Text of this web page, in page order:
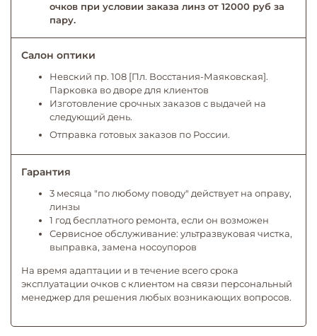
очков при условии заказа линз от 12000 руб за
пару.
Салон оптики
Невский пр. 108 [Пл. Восстания-Маяковская].
Парковка во дворе для клиентов
Изготовление срочных заказов с выдачей на
следующий день.
Отправка готовых заказов по России.
Гарантия
3 месяца "по любому поводу" действует на оправу,
линзы
1 год бесплатного ремонта, если он возможен
Сервисное обслуживание: ультразвуковая чистка,
выправка, замена носоупоров
На время адаптации и в течение всего срока
эксплуатации очков с клиентом на связи персональный
менеджер для решения любых возникающих вопросов.